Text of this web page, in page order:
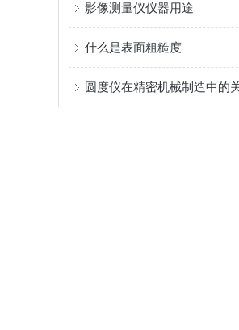
影像测量仪仪器用途
什么是表面粗糙度